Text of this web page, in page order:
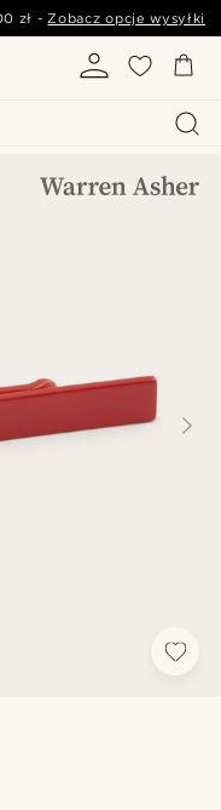
zł -Zobacz opcje wysyłki